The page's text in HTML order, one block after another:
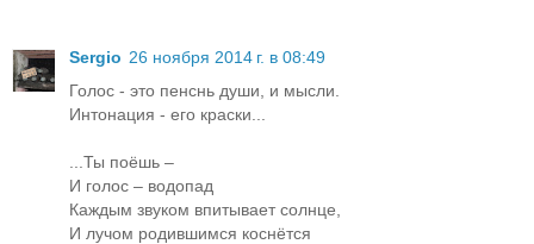
Sergio 26 ноября 2014 г. в 08:49
Голос - это пенснь души, и мысли.
Интонация - его краски...
...Ты поёшь –
И голос – водопад
Каждым звуком впитывает солнце,
И лучом родившимся коснётся